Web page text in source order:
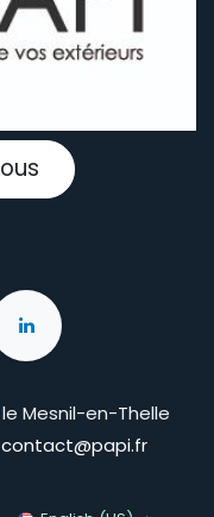
Mesnil-en-Thelle
contact@papi.fr